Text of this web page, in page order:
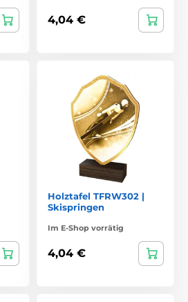
4,04 €
Holztafel TFRW302 |
Skispringen
Im E-Shop vorrätig
4,04 €